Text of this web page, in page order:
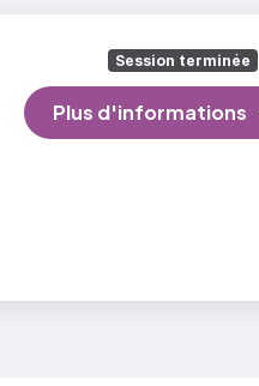
Session terminée
Plus d'informations